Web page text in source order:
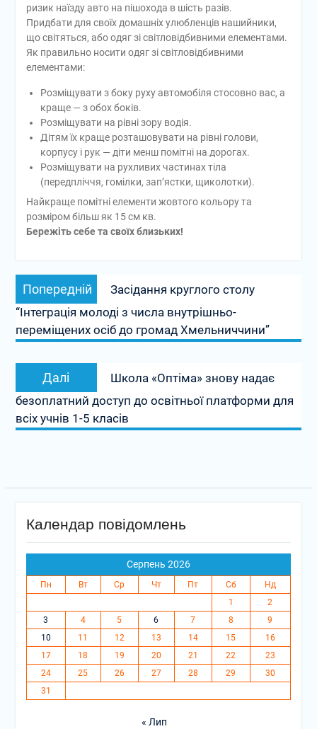
ризик наїзду авто на пішохода в шість разів.
Придбати для своїх домашніх улюбленців нашийники,
що світяться, або одяг зі світловідбивними елементами.
Як правильно носити одяг зі світловідбивними
елементами:
Розміщувати з боку руху автомобіля стосовно вас, а
краще — з обох боків.
Розміщувати на рівні зору водія.
Дітям їх краще розташовувати на рівні голови,
корпусу і рук — діти менш помітні на дорогах.
Розміщувати на рухливих частинах тіла
(передпліччя, гомілки, зап’ястки, щиколотки).
Найкраще помітні елементи жовтого кольору та
розміром більш як 15 см кв.
Бережіть себе та своїх близьких!
Навігація
записів
Попередній
Попередній
запис:
Засідання круглого столу
“Інтеграція молоді з числа внутрішньо-
переміщених осіб до громад Хмельниччини”
Далі
запис:
Школа «Оптіма» знову надає
безоплатний доступ до освітньої платформи для
всіх учнів 1-5 класів
Календар повідомлень
Серпень 2026
Пн Вт Ср Чт Пт Сб
Нд
1
2
3
4 5 6 7 8
9
10
11 12 13 14 15
16
17
18 19 20 21 22
23
24
25 26 27 28 29
30
31
« Лип